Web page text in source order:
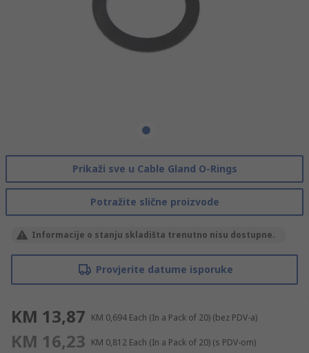
Prikaži sve u Cable Gland O-Rings
Potražite slične proizvode
Informacije o stanju skladišta trenutno nisu dostupne.
Provjerite datume isporuke
KM 13,87 KM 0,694 Each (In a Pack of 20) (bez PDV-a)
KM 16,23 KM 0,812 Each (In a Pack of 20) (s PDV-om)